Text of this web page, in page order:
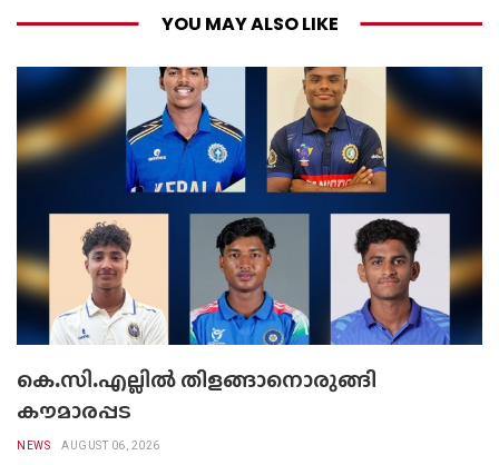
YOU MAY ALSO LIKE
കെ.സി.എല്ലിൽ തിളങ്ങാനൊരുങ്ങി
കൗമാരപ്പട
NEWS AUGUST 06, 2026